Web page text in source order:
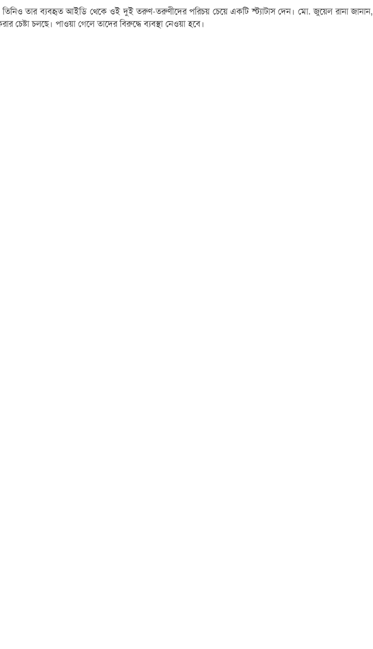
তার ব্যবহৃত আইডি থেকে ওই দুই তরুণ-তরুণীদের পরিচয় চেয়ে একটি স্ট্যাটাস দেন। মো. জুয়েল রানা জানান,
চেষ্টা চলছে। পাওয়া গেলে তাদের বিরুদ্ধে ব্যবস্থা নেওয়া হবে।